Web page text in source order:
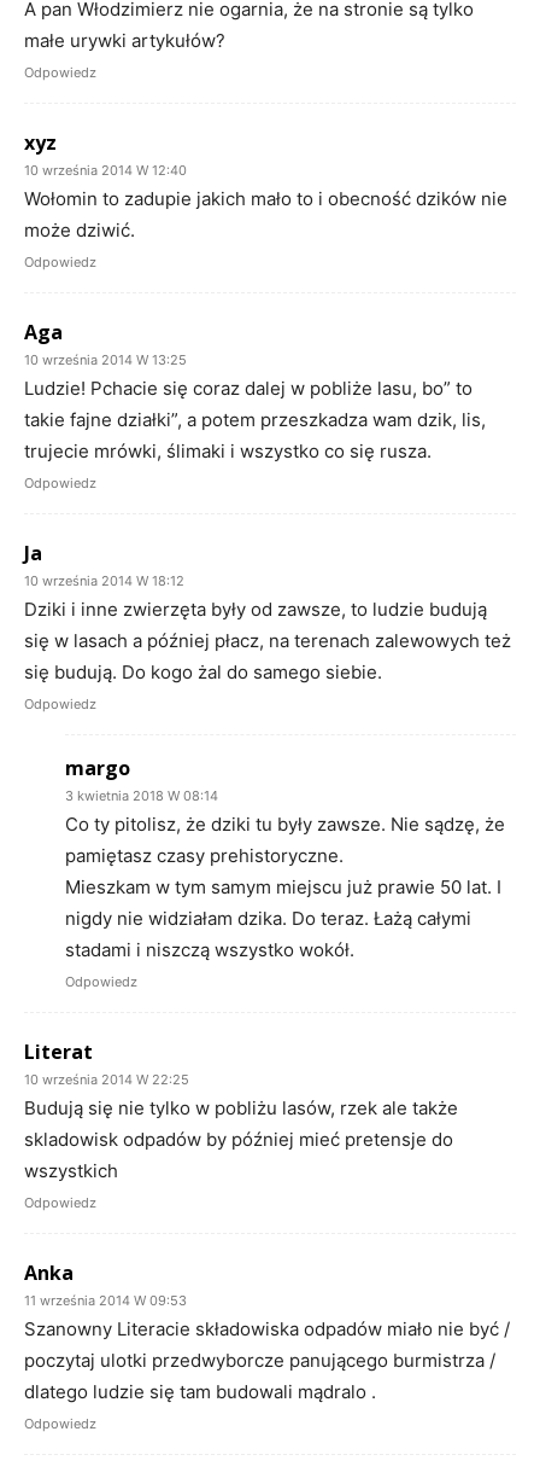
A pan Włodzimierz nie ogarnia, że na stronie są tylko
małe urywki artykułów?
Odpowiedz
xyz
10 września 2014 W 12:40
Wołomin to zadupie jakich mało to i obecność dzików nie
może dziwić.
Odpowiedz
Aga
10 września 2014 W 13:25
Ludzie! Pchacie się coraz dalej w pobliże lasu, bo” to
takie fajne działki”, a potem przeszkadza wam dzik, lis,
trujecie mrówki, ślimaki i wszystko co się rusza.
Odpowiedz
Ja
10 września 2014 W 18:12
Dziki i inne zwierzęta były od zawsze, to ludzie budują
się w lasach a później płacz, na terenach zalewowych też
się budują. Do kogo żal do samego siebie.
Odpowiedz
margo
3 kwietnia 2018 W 08:14
Co ty pitolisz, że dziki tu były zawsze. Nie sądzę, że
pamiętasz czasy prehistoryczne.
Mieszkam w tym samym miejscu już prawie 50 lat. I
nigdy nie widziałam dzika. Do teraz. Łażą całymi
stadami i niszczą wszystko wokół.
Odpowiedz
Literat
10 września 2014 W 22:25
Budują się nie tylko w pobliżu lasów, rzek ale także
skladowisk odpadów by później mieć pretensje do
wszystkich
Odpowiedz
Anka
11 września 2014 W 09:53
Szanowny Literacie składowiska odpadów miało nie być /
poczytaj ulotki przedwyborcze panującego burmistrza /
dlatego ludzie się tam budowali mądralo .
Odpowiedz